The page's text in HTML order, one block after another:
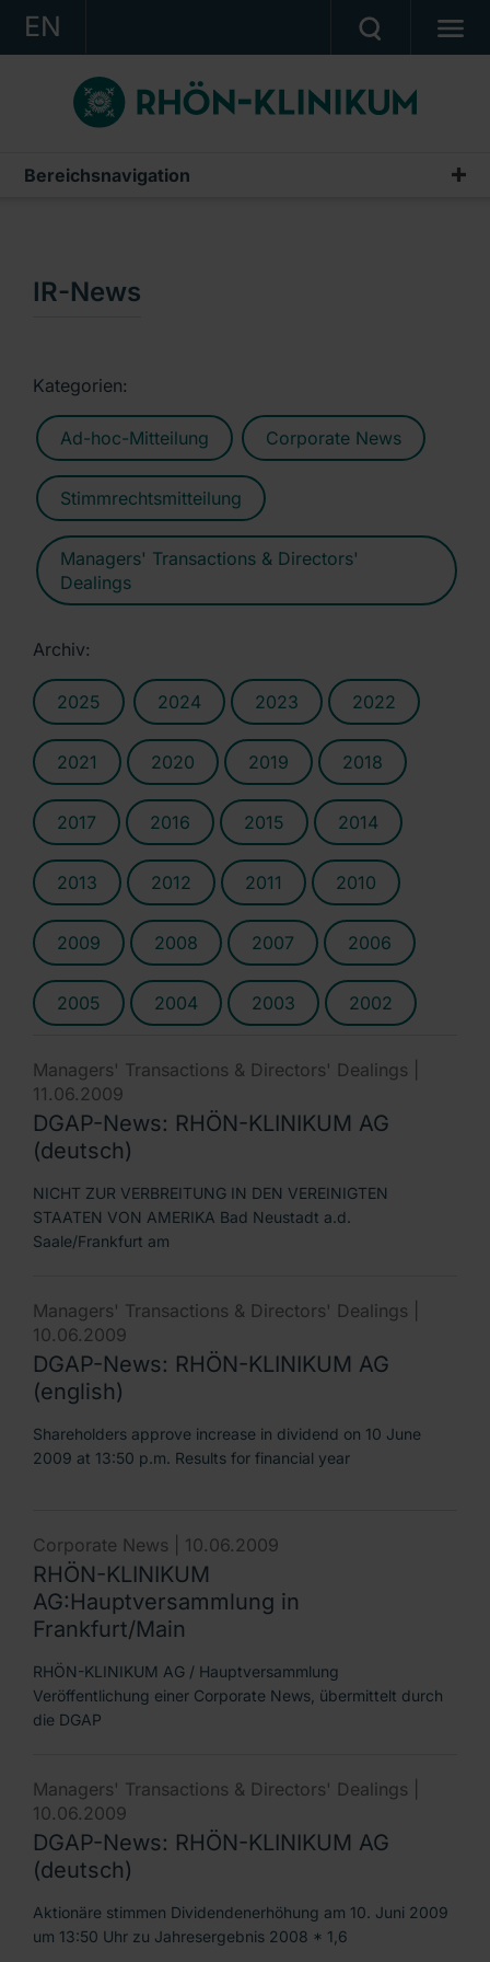
EN
KONZERN
KLINIKEN
KARRIERE
KONTAKT
Bereichsnavigation
Publikationen & Präsentationen
Präsentationen & Conference Calls
IR-News
Kategorien:
Ad-hoc-Mitteilung Corporate News
Stimmrechtsmitteilung
Managers' Transactions & Directors'
Dealings
Archiv:
2025 2024 2023 2022
2021 2020 2019 2018
2017 2016 2015 2014
2013 2012 2011 2010
2009 2008 2007 2006
2005 2004 2003 2002
Managers' Transactions & Directors' Dealings |
11.06.2009
DGAP-News: RHÖN-KLINIKUM AG
(deutsch)
NICHT ZUR VERBREITUNG IN DEN VEREINIGTEN
STAATEN VON AMERIKA Bad Neustadt a.d.
Saale/Frankfurt am
Managers' Transactions & Directors' Dealings |
10.06.2009
DGAP-News: RHÖN-KLINIKUM AG
(english)
Shareholders approve increase in dividend on 10 June
2009 at 13:50 p.m. Results for financial year
Corporate News | 10.06.2009
RHÖN-KLINIKUM
AG:Hauptversammlung in
Frankfurt/Main
RHÖN-KLINIKUM AG / Hauptversammlung
Veröffentlichung einer Corporate News, übermittelt durch
die DGAP
Managers' Transactions & Directors' Dealings |
10.06.2009
DGAP-News: RHÖN-KLINIKUM AG
(deutsch)
Aktionäre stimmen Dividendenerhöhung am 10. Juni 2009
um 13:50 Uhr zu Jahresergebnis 2008 * 1,6